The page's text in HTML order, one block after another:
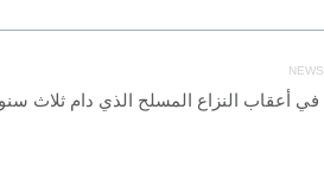
NEWS
في أعقاب النزاع المسلح الذي دام ثلاث